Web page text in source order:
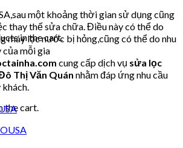
in the cart.
the cart.
một khoảng thời gian sử dụng cũng
thay thế sửa chữa. Điều này có thể do
máy lọc nước bị hỏng,cũng có thể do nhu
mỗi gia
cung cấp dịch vụ sửa lọc
Thị Văn Quán nhằm đáp ứng nhu cầu